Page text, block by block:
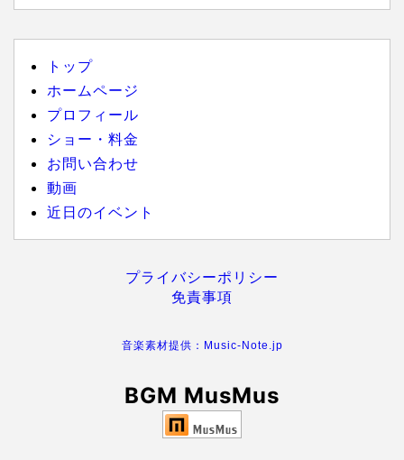
トップ
ホームページ
プロフィール
ショー・料金
お問い合わせ
動画
近日のイベント
プライバシーポリシー
免責事項
音楽素材提供：Music-Note.jp
BGM MusMus